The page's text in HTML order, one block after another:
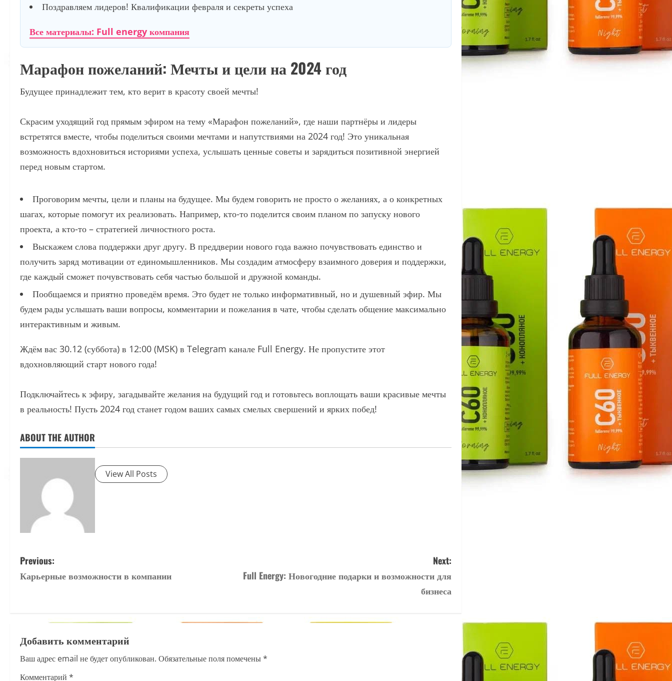
Поздравляем лидеров! Квалификации февраля и секреты успеха
Все материалы: Full energy компания
Марафон пожеланий: Мечты и цели на 2024 год
Будущее принадлежит тем, кто верит в красоту своей мечты!
Скрасим уходящий год прямым эфиром на тему «Марафон пожеланий», где наши партнёры и лидеры
встретятся вместе, чтобы поделиться своими мечтами и напутствиями на 2024 год! Это уникальная
возможность вдохновиться историями успеха, услышать ценные советы и зарядиться позитивной энергией
перед новым стартом.
Проговорим мечты, цели и планы на будущее. Мы будем говорить не просто о желаниях, а о конкретных
шагах, которые помогут их реализовать. Например, кто-то поделится своим планом по запуску нового
проекта, а кто-то – стратегией личностного роста.
Выскажем слова поддержки друг другу. В преддверии нового года важно почувствовать единство и
получить заряд мотивации от единомышленников. Мы создадим атмосферу взаимного доверия и поддержки,
где каждый сможет почувствовать себя частью большой и дружной команды.
Пообщаемся и приятно проведём время. Это будет не только информативный, но и душевный эфир. Мы
будем рады услышать ваши вопросы, комментарии и пожелания в чате, чтобы сделать общение максимально
интерактивным и живым.
Ждём вас 30.12 (суббота) в 12:00 (MSK) в Telegram канале Full Energy. Не пропустите этот
вдохновляющий старт нового года!
Подключайтесь к эфиру, загадывайте желания на будущий год и готовьтесь воплощать ваши красивые мечты
в реальность! Пусть 2024 год станет годом ваших самых смелых свершений и ярких побед!
ABOUT THE AUTHOR
View All Posts
P
o
n
a
Previous:
Карьерные возможности в компании
Next:
Full Energy: Новогодние подарки и возможности для
бизнеса
Добавить комментарий
Ваш адрес email не будет опубликован. Обязательные поля помечены*
Комментарий *